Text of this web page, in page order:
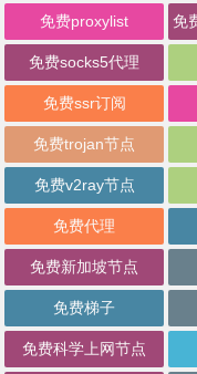
免费proxylist
免费socks5代理
免费ssr订阅
免费trojan节点
免费v2ray节点
免费代理
免费新加坡节点
免费梯子
免费科学上网节点